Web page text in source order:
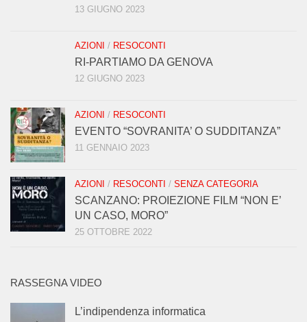
13 GIUGNO 2023
AZIONI / RESOCONTI
RI-PARTIAMO DA GENOVA
12 GIUGNO 2023
AZIONI / RESOCONTI
EVENTO “SOVRANITA’ O SUDDITANZA”
11 GENNAIO 2023
AZIONI / RESOCONTI / SENZA CATEGORIA
SCANZANO: PROIEZIONE FILM “NON E’
UN CASO, MORO”
25 OTTOBRE 2022
RASSEGNA VIDEO
L’indipendenza informatica